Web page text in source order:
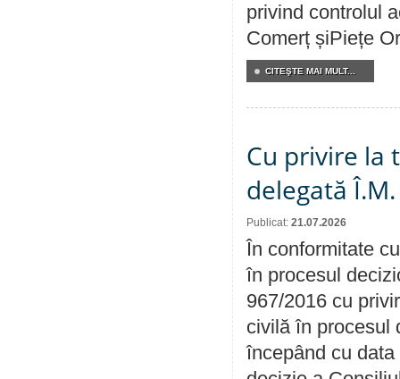
privind controlul
Comerț șiPiețe
CITEŞTE MAI MULT...
Cu privire la
delegată
Publicat: 21.07.2026
În conformitate
în procesul
967/2016 cu
civilă în procesul
începând cu